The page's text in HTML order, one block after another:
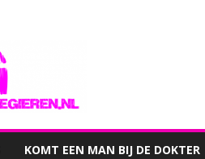
KOMT EEN MAN BIJ DE DOKTER